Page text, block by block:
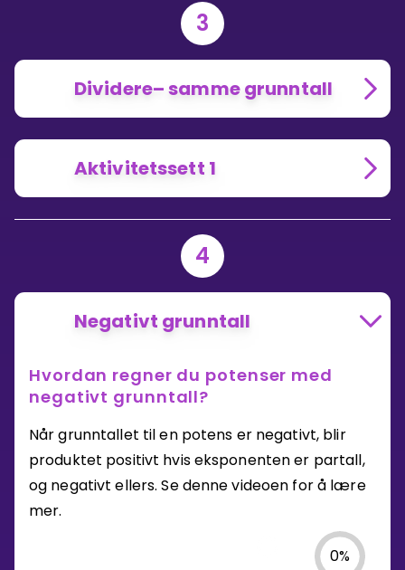
3
Dividere– samme grunntall
Aktivitetssett 1
4
Negativt grunntall
Hvordan regner du potenser med
negativt grunntall?
Når grunntallet til en potens er negativt, blir
produktet positivt hvis eksponenten er partall,
og negativt ellers. Se denne videoen for å lære
mer.
0%